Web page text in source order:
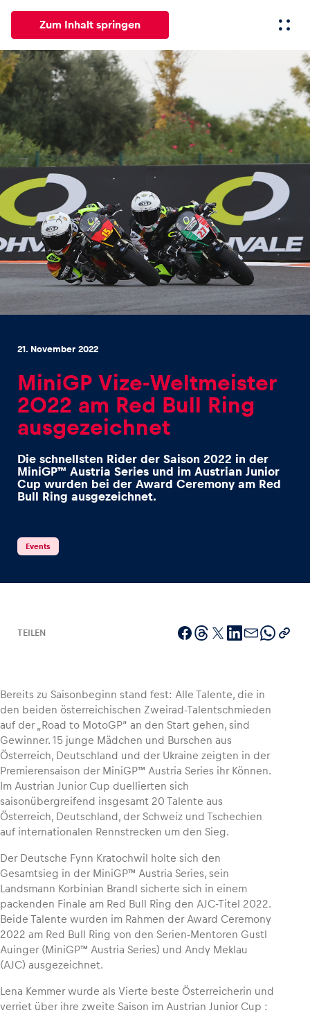
Zum Inhalt springen
Alle News Events Erlebnisse
News
Alle anzeigen
Events
Alle anzeigen
Erlebnisse
Seiten
Fahrzeug
Alle anzeigen
Business
Glossar
Alle anzeigen
21. November 2022
MiniGP Vize-Weltmeister
2022 am Red Bull Ring
ausgezeichnet
Die schnellsten Rider der Saison 2022 in der
MiniGP™ Austria Series und im Austrian Junior
Cup wurden bei der Award Ceremony am Red
Bull Ring ausgezeichnet.
Events
TEILEN
Bereits zu Saisonbeginn stand fest: Alle Talente, die in
den beiden österreichischen Zweirad-Talentschmieden
auf der „Road to MotoGP“ an den Start gehen, sind
Gewinner. 15 junge Mädchen und Burschen aus
Österreich, Deutschland und der Ukraine zeigten in der
Premierensaison der MiniGP™ Austria Series ihr Können.
Im Austrian Junior Cup duellierten sich
saisonübergreifend insgesamt 20 Talente aus
Österreich, Deutschland, der Schweiz und Tschechien
auf internationalen Rennstrecken um den Sieg.
Der Deutsche Fynn Kratochwil holte sich den
Gesamtsieg in der MiniGP™ Austria Series, sein
Landsmann Korbinian Brandl sicherte sich in einem
packenden Finale am Red Bull Ring den AJC-Titel 2022.
Beide Talente wurden im Rahmen der Award Ceremony
2022 am Red Bull Ring von den Serien-Mentoren Gustl
Auinger (MiniGP™ Austria Series) und Andy Meklau
(AJC) ausgezeichnet.
Lena Kemmer wurde als Vierte beste Österreicherin und
verriet über ihre zweite Saison im Austrian Junior Cup :